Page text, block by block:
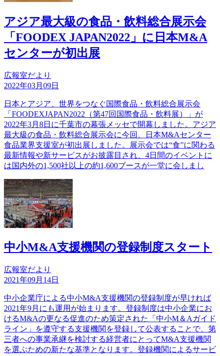
アジア最大級の食品・飲料総合展示会
「FOODEX JAPAN2022」に日本M&A
センターが初出展
広報室だより
2022年03月09日
日本とアジア、世界をつなぐ国際食品・飲料総合展示会
「FOODEXJAPAN2022（第47回国際食品・飲料展）」が
2022年3月8日に千葉市の幕張メッセで開幕しました。アジア
最大級の食品・飲料総合展示会に今回、日本M&Aセンター
食品業界支援室が初出展しました。展示会では“食”に関わる
最新情報や新サービスがお披露目され、4日間のイベントに
は国内外の1,500社以上の約1,600ブースが一堂に会しまし
中小M&A支援機関の登録制度スタート
広報室だより
2021年09月14日
中小企業庁による中小M&A支援機関の登録制度が早ければ
2021年9月にも運用が始まります。登録制度は中小企業にお
けるM&Aの更なる促進のため策定された「中小M＆Aガイド
ライン」を遵守する支援機関を登録して公表することで、第
三者への事業承継を検討する経営者にとってM&A支援機関
を選ぶための新たな基準となります。登録機関によるサービ